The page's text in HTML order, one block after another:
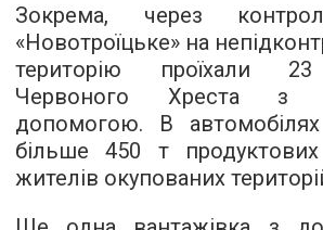
Зокрема, через
«Новотроїцьке» на
територію проїхали 23
Червоного Хреста з
допомогою. В
більше 450 т
жителів окупованих